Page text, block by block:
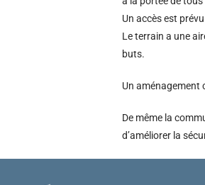
Un accès est
Le terrain a une
buts.
Un aménagement
De même la
d’améliorer la